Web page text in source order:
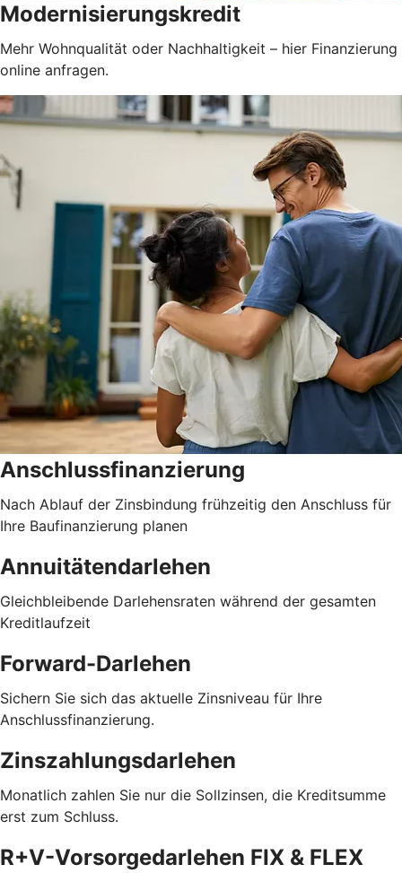
Modernisierungskredit
Mehr Wohnqualität oder Nachhaltigkeit – hier Finanzierung
online anfragen.
Anschlussfinanzierung
Nach Ablauf der Zinsbindung frühzeitig den Anschluss für
Ihre Baufinanzierung planen
Annuitätendarlehen
Gleichbleibende Darlehensraten während der gesamten
Kreditlaufzeit
Forward-Darlehen
Sichern Sie sich das aktuelle Zinsniveau für Ihre
Anschlussfinanzierung.
Zinszahlungsdarlehen
Monatlich zahlen Sie nur die Sollzinsen, die Kreditsumme
erst zum Schluss.
R+V-Vorsorgedarlehen FIX & FLEX